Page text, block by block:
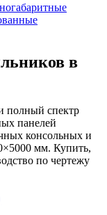
в
полный спектр
панелей
консольных и
мм. Купить,
по чертежу